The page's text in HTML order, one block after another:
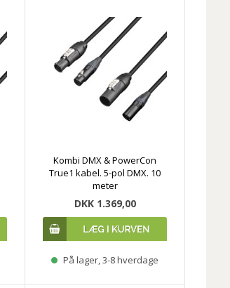
Kombi DMX & PowerCon
True1 kabel. 5-pol DMX. 10
meter
DKK 1.369,00
På lager, 3-8 hverdage